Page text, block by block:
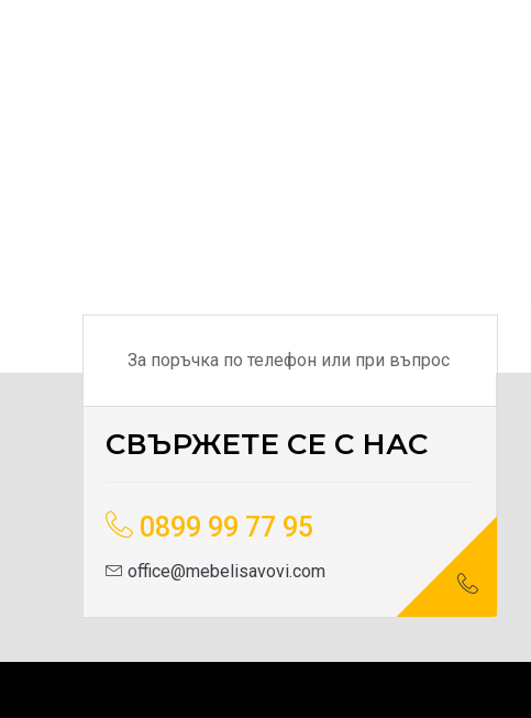
За поръчка по телефон или при въпрос
СВЪРЖЕТЕ СЕ С НАС
0899 99 77 95
office@mebelisavovi.com